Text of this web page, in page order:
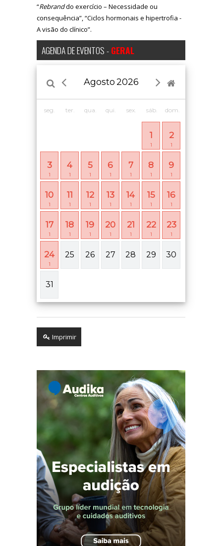
“Rebranddo exercício – Necessidade ou
consequência”, “Ciclos hormonais e hipertrofia -
A visão do clínico”.
AGENDA DE EVENTOS -GERAL
Agosto2026
seg. ter. qua. qui. sex. sáb. dom.
1
1
2
1
3
1
4
1
5
1
6
1
7
1
8
1
9
1
10
1
11
1
12
1
13
1
14
1
15
1
16
1
17
1
18
1
19
1
20
1
21
1
22
1
23
1
24
1
25 26 27 28 29 30
31
Imprimir